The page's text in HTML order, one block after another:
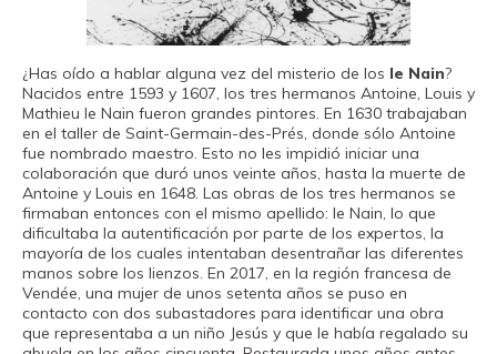
¿Has oído a hablar alguna vez del misterio de los le Nain?
Nacidos entre 1593 y 1607, los tres hermanos Antoine, Louis y
Mathieu le Nain fueron grandes pintores. En 1630 trabajaban
en el taller de Saint-Germain-des-Prés, donde sólo Antoine
fue nombrado maestro. Esto no les impidió iniciar una
colaboración que duró unos veinte años, hasta la muerte de
Antoine y Louis en 1648. Las obras de los tres hermanos se
firmaban entonces con el mismo apellido: le Nain, lo que
dificultaba la autentificación por parte de los expertos, la
mayoría de los cuales intentaban desentrañar las diferentes
manos sobre los lienzos. En 2017, en la región francesa de
Vendée, una mujer de unos setenta años se puso en
contacto con dos subastadores para identificar una obra
que representaba a un niño Jesús y que le había regalado su